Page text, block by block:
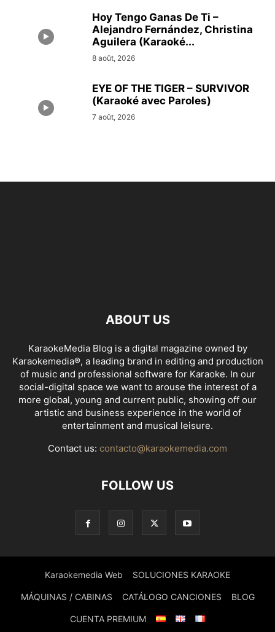
Hoy Tengo Ganas De Ti –
Alejandro Fernández, Christina
Aguilera (Karaoké...
8 août, 2026
EYE OF THE TIGER – SURVIVOR
(Karaoké avec Paroles)
7 août, 2026
ABOUT US
KaraokeMedia Blog is a digital magazine owned by
Karaokemedia®, a leading brand in editing and production
of music and professional software for Karaoke. In our
social-digital space we want to arouse the interest of a
more global, young and current public, showing off our
artistic and business experience in the world of
entertainment and musical leisure.
Contact us: contacto@karaokemedia.com
FOLLOW US
Karaokemedia Web SOLUCIONES KARAOKE
MÁQUINAS / CABINAS CATÁLOGO CANCIONES BLOG
CUENTA PREMIUM